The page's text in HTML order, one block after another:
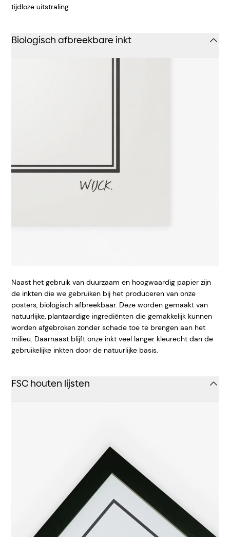
tijdloze uitstraling.
Biologisch afbreekbare inkt
Naast het gebruik van duurzaam en hoogwaardig papier zijn
de inkten die we gebruiken bij het produceren van onze
posters, biologisch afbreekbaar. Deze worden gemaakt van
natuurlijke, plantaardige ingrediënten die gemakkelijk kunnen
worden afgebroken zonder schade toe te brengen aan het
milieu. Daarnaast blijft onze inkt veel langer kleurecht dan de
gebruikelijke inkten door de natuurlijke basis.
FSC houten lijsten